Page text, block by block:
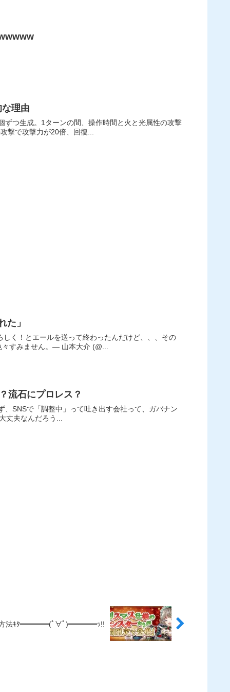
理由
つ生成。1ターンの間、操作時間と火と光属性の攻撃
撃で攻撃力が20倍、回復...
た」
く！とエールを送って終わったんだけど、、、その
すみません。— 山本大介 (@...
流石にプロレス？
、開発できなかったらこれ、偽計の流布（の一種）だぞ マジで大丈夫なんだろう...
する方法ｷﾀ━━━━(ﾟ∀ﾟ)━━━━ｯ!!